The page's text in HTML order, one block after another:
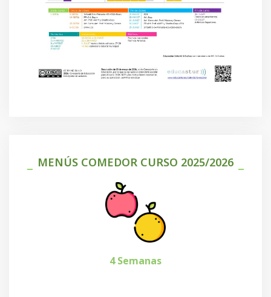
MENÚS COMEDOR CURSO 2025/2026
4 Semanas